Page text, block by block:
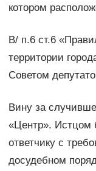
котором
В/ п.6 ст.6
территории
Советом
Вину за
«Центр». Истцом
ответчику с
досудебном